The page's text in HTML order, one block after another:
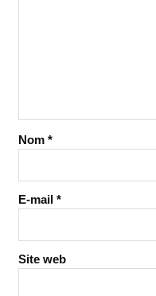
Nom *
E-mail *
Site web